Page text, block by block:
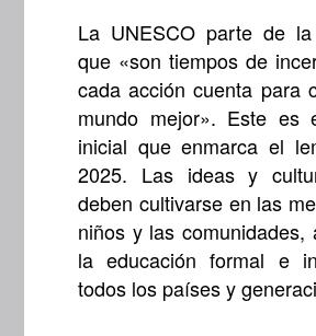
La UNESCO parte de
que «son tiempos de
cada acción cuenta para
mundo mejor». Este es
inicial que enmarca el
2025. Las ideas y
deben cultivarse en las
niños y las comunidades,
la educación formal e
todos los países y